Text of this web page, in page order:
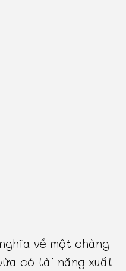
về một chàng
có tài năng xuất